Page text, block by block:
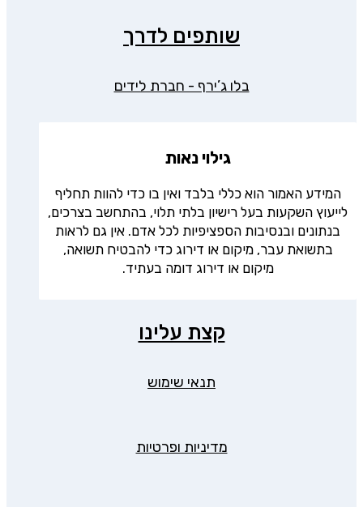
שותפים לדרך
בלו ג’ירף - חברת לידים
גילוי נאות
המידע האמור הוא כללי בלבד ואין בו כדי להוות תחליף
לייעוץ השקעות בעל רישיון בלתי תלוי, בהתחשב בצרכים,
בנתונים ובנסיבות הספציפיות לכל אדם. אין גם לראות
בתשואת עבר, מיקום או דירוג כדי להבטיח תשואה,
מיקום או דירוג דומה בעתיד.
קצת עלינו
תנאי שימוש
מדיניות ופרטיות